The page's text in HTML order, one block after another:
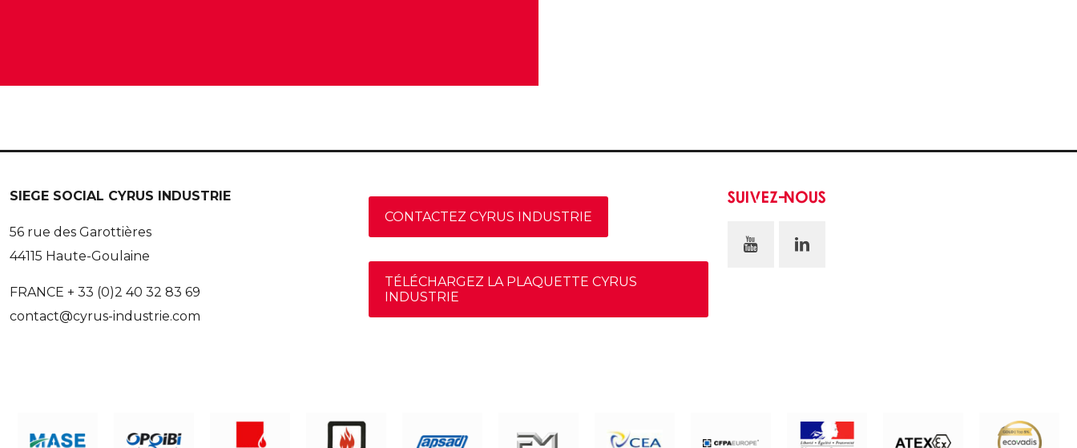
SIEGE SOCIAL CYRUS INDUSTRIE
56 rue des Garottières
44115 Haute-Goulaine
FRANCE + 33 (0)2 40 32 83 69
contact@cyrus-industrie.com
CONTACTEZ CYRUS INDUSTRIE
TÉLÉCHARGEZ LA PLAQUETTE CYRUS
INDUSTRIE
SUIVEZ-NOUS